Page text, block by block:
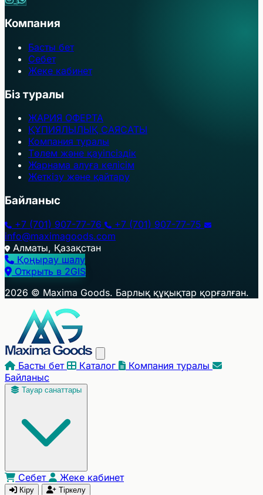
Компания
Басты бет
Себет
Жеке кабинет
Біз туралы
ЖАРИЯ ОФЕРТА
ҚҰПИЯЛЫЛЫҚ САЯСАТЫ
Компания туралы
Төлем және қауіпсіздік
Жарнама алуға келісім
Жеткізу және қайтару
Байланыс
+7 (701) 907-77-76
+7 (701) 907-77-75
info@maximagoods.com
Алматы, Қазақстан
Қоңырау шалу
+
−
Открыть в 2GIS
2026 © Maxima Goods. Барлық құқықтар қорғалған.
Басты бет Каталог
Компания туралы
Байланыс
Тауар санаттары
Себет Жеке кабинет
Кіру Тіркелу